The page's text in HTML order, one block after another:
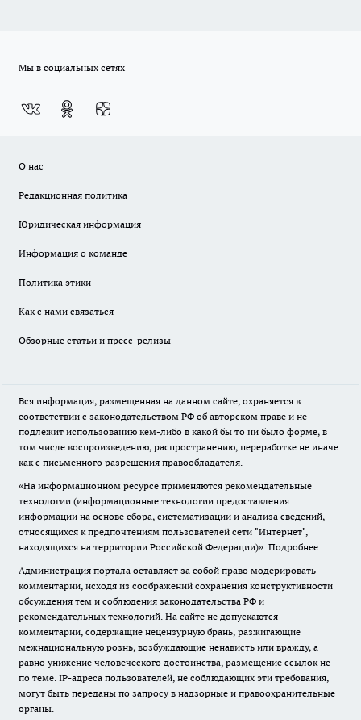
Мы в социальных сетях
О нас
Редакционная политика
Юридическая информация
Информация о команде
Политика этики
Как с нами связаться
Обзорные статьи и пресс-релизы
Вся информация, размещенная на данном сайте, охраняется в
соответствии с законодательством РФ об авторском праве и не
подлежит использованию кем-либо в какой бы то ни было форме, в
том числе воспроизведению, распространению, переработке не иначе
как с письменного разрешения правообладателя.
«На информационном ресурсе применяются рекомендательные
технологии (информационные технологии предоставления
информации на основе сбора, систематизации и анализа сведений,
относящихся к предпочтениям пользователей сети "Интернет",
находящихся на территории Российской Федерации)». Подробнее
Администрация портала оставляет за собой право модерировать
комментарии, исходя из соображений сохранения конструктивности
обсуждения тем и соблюдения законодательства РФ и
рекомендательных технологий. На сайте не допускаются
комментарии, содержащие нецензурную брань, разжигающие
межнациональную рознь, возбуждающие ненависть или вражду, а
равно унижение человеческого достоинства, размещение ссылок не
по теме. IP-адреса пользователей, не соблюдающих эти требования,
могут быть переданы по запросу в надзорные и правоохранительные
органы.